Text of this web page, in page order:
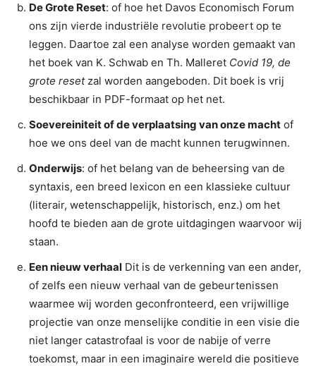
De Grote Reset: of hoe het Davos Economisch Forum
ons zijn vierde industriële revolutie probeert op te
leggen. Daartoe zal een analyse worden gemaakt van
het boek van K. Schwab en Th. Malleret Covid 19, de
grote resetzal worden aangeboden. Dit boek is vrij
beschikbaar in PDF-formaat op het net.
Soevereiniteit of de verplaatsing van onze macht of
hoe we ons deel van de macht kunnen terugwinnen.
Onderwijs: of het belang van de beheersing van de
syntaxis, een breed lexicon en een klassieke cultuur
(literair, wetenschappelijk, historisch, enz.) om het
hoofd te bieden aan de grote uitdagingen waarvoor wij
staan.
Een nieuw verhaal Dit is de verkenning van een ander,
of zelfs een nieuw verhaal van de gebeurtenissen
waarmee wij worden geconfronteerd, een vrijwillige
projectie van onze menselijke conditie in een visie die
niet langer catastrofaal is voor de nabije of verre
toekomst, maar in een imaginaire wereld die positieve